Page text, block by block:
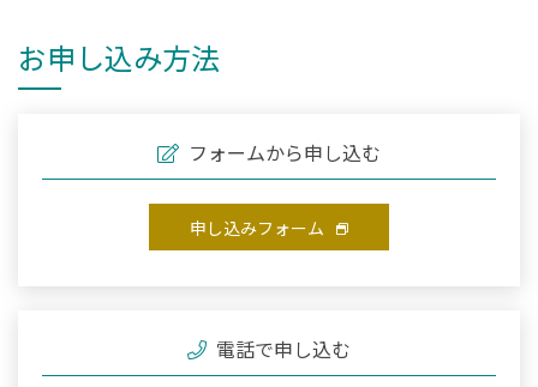
お申し込み方法
フォームから申し込む
申し込みフォーム
電話で申し込む